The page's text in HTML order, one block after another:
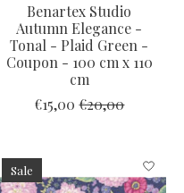
Benartex Studio
Autumn Elegance -
Tonal - Plaid Green -
Coupon - 100 cm x 110
cm
€15,00 €20,00
Sale